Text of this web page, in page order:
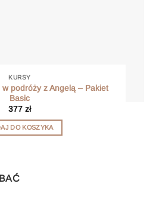
KURSY
w podróży z Angelą – Pakiet
Basic
377 zł
DO KOSZYKA